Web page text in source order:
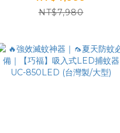
NT$7,980